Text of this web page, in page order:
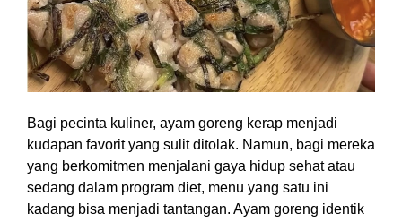
Bagi pecinta kuliner, ayam goreng kerap menjadi
kudapan favorit yang sulit ditolak. Namun, bagi mereka
yang berkomitmen menjalani gaya hidup sehat atau
sedang dalam program diet, menu yang satu ini
kadang bisa menjadi tantangan. Ayam goreng identik